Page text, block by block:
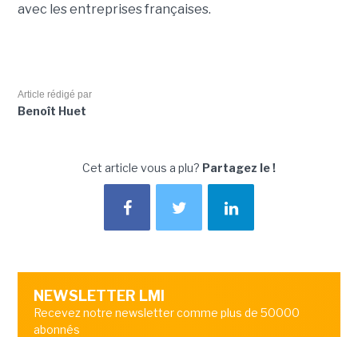
avec les entreprises françaises.
Article rédigé par
Benoît Huet
Cet article vous a plu? Partagez le !
NEWSLETTER LMI
Recevez notre newsletter comme plus de 50000
abonnés